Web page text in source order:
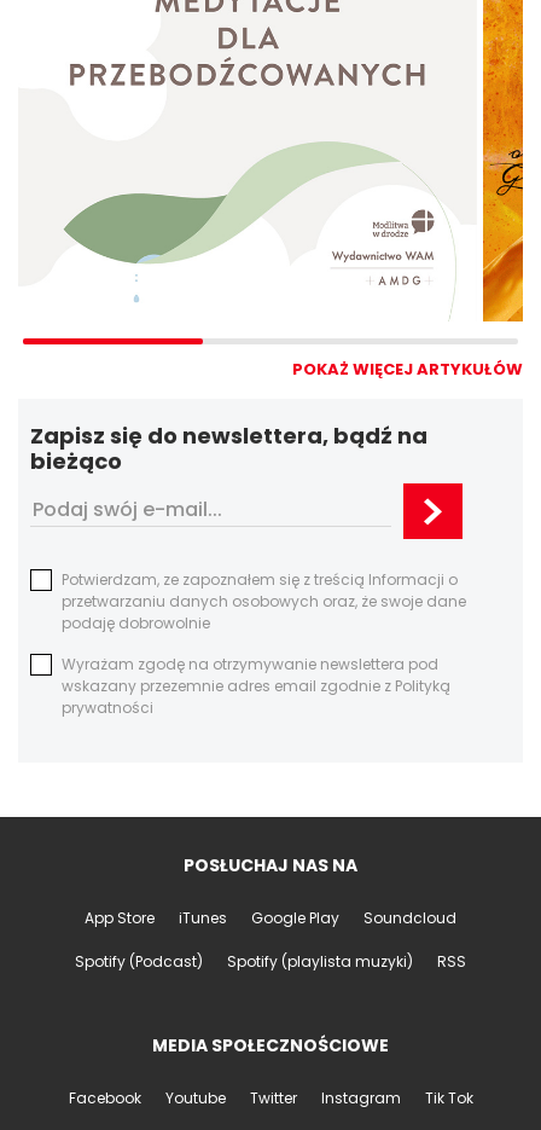
POKAŻ WIĘCEJ ARTYKUŁÓW
Zapisz się do newslettera, bądź na
bieżąco
Potwierdzam, ze zapoznałem się z treścią Informacji o
przetwarzaniu danych osobowych oraz, że swoje dane
podaję dobrowolnie
Wyrażam zgodę na otrzymywanie newslettera pod
wskazany przezemnie adres email zgodnie z Polityką
prywatności
POSŁUCHAJ NAS NA
App Store iTunes Google Play Soundcloud
Spotify (Podcast) Spotify (playlista muzyki) RSS
MEDIA SPOŁECZNOŚCIOWE
Facebook Youtube Twitter Instagram Tik Tok